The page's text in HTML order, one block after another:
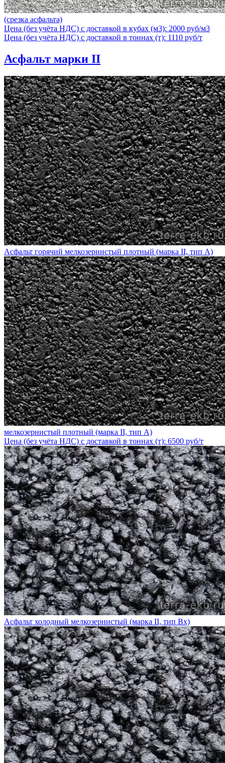
(срезка асфальта)
Цена (без учёта НДС) с доставкой в кубах (м3): 2000 руб/м3
Цена (без учёта НДС) с доставкой в тоннах (т): 1110 руб/т
Асфальт марки II
Асфальт горячий мелкозернистый плотный (марка II, тип А)
мелкозернистый плотный (марка II, тип А)
Цена (без учёта НДС) с доставкой в тоннах (т): 6500 руб/т
Асфальт холодный мелкозернистый (марка II, тип Вх)